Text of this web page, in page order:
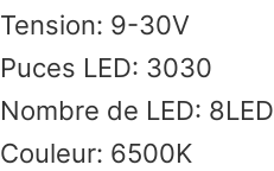
Tension: 9-30V
Puces LED: 3030
Nombre de LED: 8LED
Couleur: 6500K